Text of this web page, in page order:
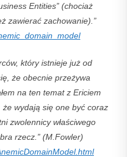
Entities” (chociaż
zawierać zachowanie).”
który istnieje już od
że obecnie przeżywa
na ten temat z Ericiem
wydają się one być coraz
zwolennicy właściwego
rzecz.” (M.Fowler)